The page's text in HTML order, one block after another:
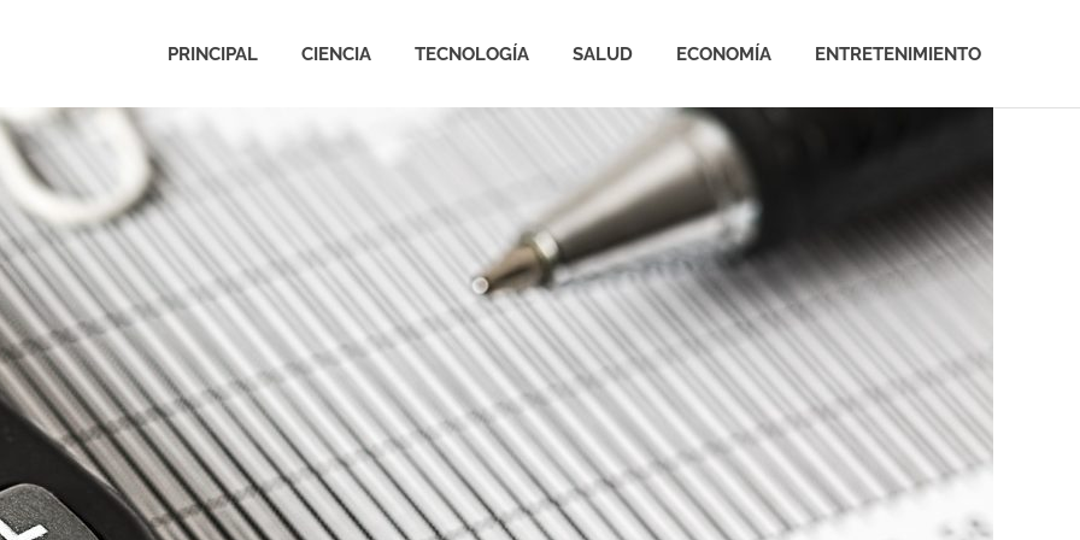
PRINCIPAL CIENCIA TECNOLOGÍA SALUD ECONOMÍA ENTRETENIMIENTO